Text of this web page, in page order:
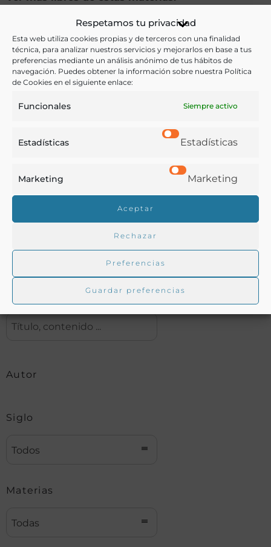
Respetamos tu privacidad
Esta web utiliza cookies propias y de terceros con una finalidad
técnica, para analizar nuestros servicios y mejorarlos en base a tus
preferencias mediante un análisis anónimo de tus hábitos de
navegación. Puedes obtener la información sobre nuestra Política
de Cookies en el siguiente enlace:
Funcionales Siempre activo
Estadísticas Estadísticas
Marketing Marketing
Aceptar
Rechazar
Preferencias
Guardar preferencias
Economía y Comercio,Historia
Ver más libros con las palabras clave:
Agricultura, Cooperativismo
Buscar en la biblioteca
Biblioteca digital Duque de Ahumada
Autor
Siglo
Todos
Materias
Todas